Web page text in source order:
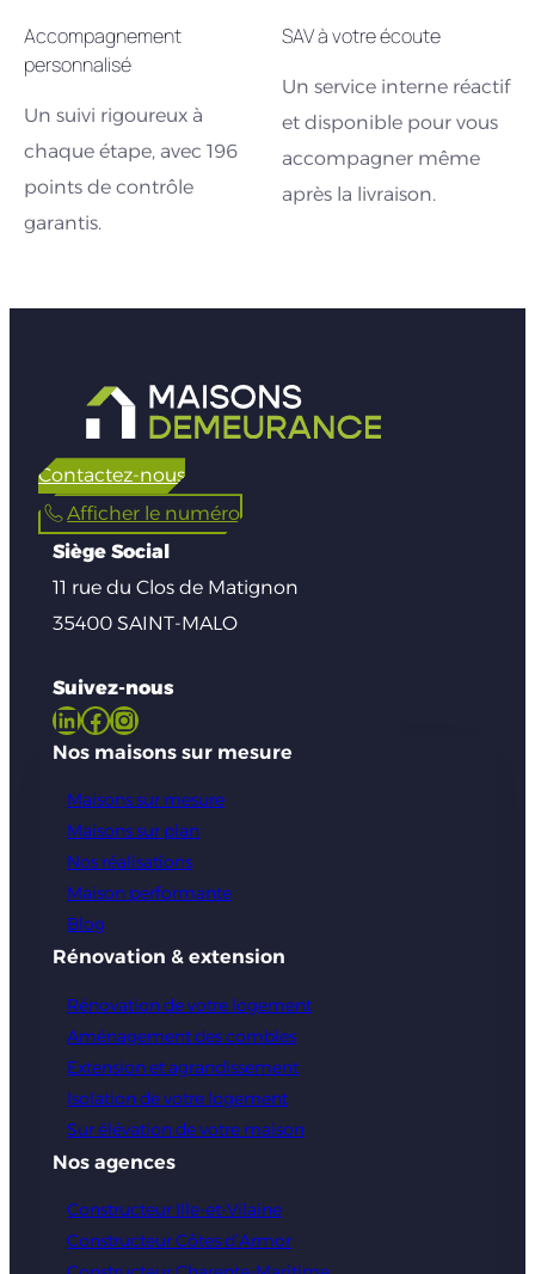
Accompagnement
personnalisé
Un suivi rigoureux à
chaque étape, avec 196
points de contrôle
garantis.
SAV à votre écoute
Un service interne réactif
et disponible pour vous
accompagner même
après la livraison.
Contactez-nous
Afficher le numéro
Siège Social
11 rue du Clos de Matignon
35400 SAINT-MALO
Suivez-nous
LinkedIn Facebook Instagram
Nos maisons sur mesure
Maisons sur mesure
Maisons sur plan
Nos réalisations
Maison performante
Blog
Rénovation & extension
Rénovation de votre logement
Aménagement des combles
Extension et agrandissement
Isolation de votre logement
Sur élévation de votre maison
Nos agences
Constructeur Ille-et-Vilaine
Constructeur Côtes d’Armor